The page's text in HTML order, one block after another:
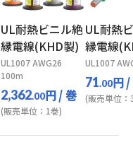
UL耐熱ビニル絶
縁電線(KHD製)
UL1007 AWG26
100m
2,362.00円/ 巻
(販売単位：1巻)
UL耐熱
縁電線
UL1007
71.00円/
(販売単位